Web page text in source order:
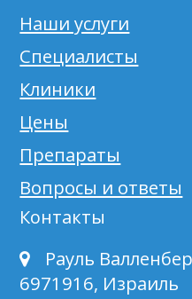
Наши услуги
Специалисты
Клиники
Цены
Препараты
Вопросы и ответы
Контакты
Рауль
6971916, Израиль